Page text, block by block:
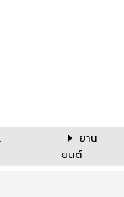
ยาน
ยนต์